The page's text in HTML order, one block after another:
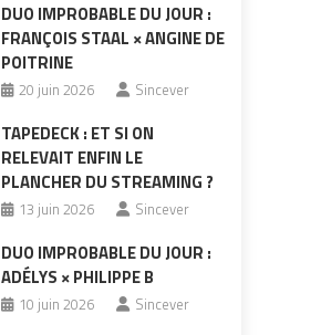
DUO IMPROBABLE DU JOUR :
FRANÇOIS STAAL × ANGINE DE
POITRINE
20 juin 2026 Sincever
TAPEDECK : ET SI ON
RELEVAIT ENFIN LE
PLANCHER DU STREAMING ?
13 juin 2026 Sincever
DUO IMPROBABLE DU JOUR :
ADÉLYS × PHILIPPE B
10 juin 2026 Sincever